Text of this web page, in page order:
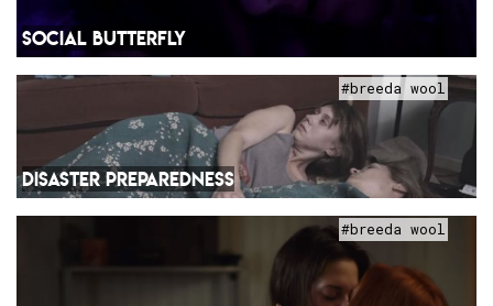
SOCIAL BUTTERFLY
#breeda wool
DISASTER PREPAREDNESS
#breeda wool